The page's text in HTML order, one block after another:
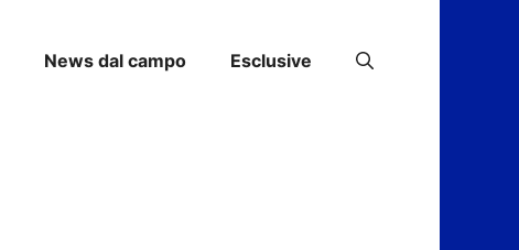
News dal campo Esclusive